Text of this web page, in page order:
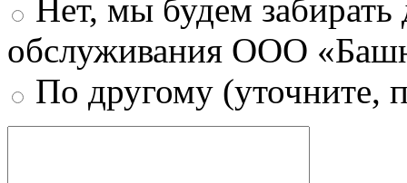
Нет, мы будем
обслуживания ООО
По другому (уточните,